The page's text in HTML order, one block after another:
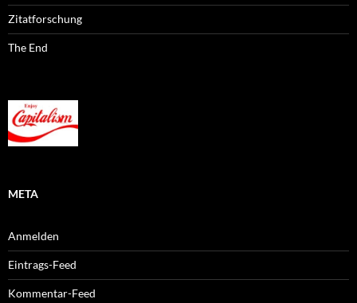
Zitatforschung
The End
META
Anmelden
Eintrags-Feed
Kommentar-Feed